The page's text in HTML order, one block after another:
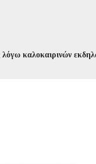
εκδηλώσεων